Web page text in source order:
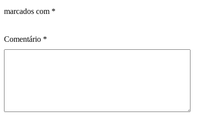
marcados com *
Comentário *